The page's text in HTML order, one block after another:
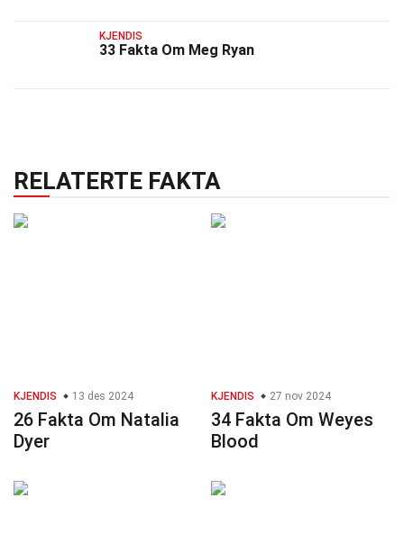
KJENDIS
33 Fakta Om Meg Ryan
RELATERTE FAKTA
KJENDIS 13 des 2024
26 Fakta Om Natalia
Dyer
KJENDIS 27 nov 2024
34 Fakta Om Weyes
Blood